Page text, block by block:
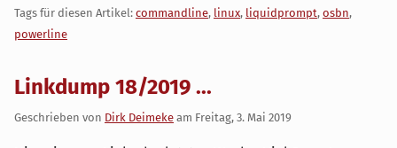
Tags für diesen Artikel: commandline, linux, liquidprompt, osbn,
powerline
Linkdump 18/2019 ...
Geschrieben von Dirk Deimeke am Freitag, 3. Mai 2019